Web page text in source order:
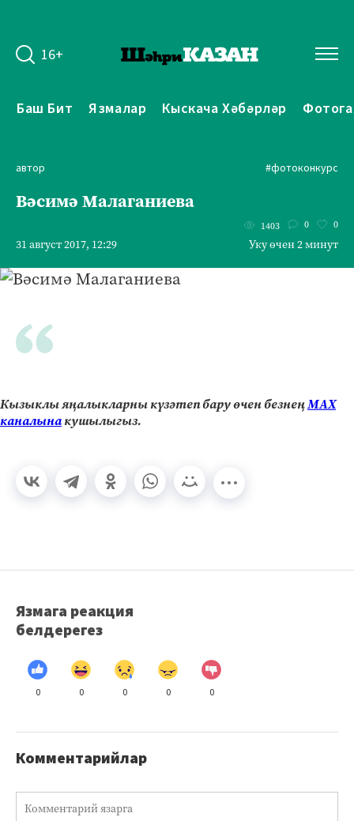
16+
Баш Бит Язмалар Кыскача Хәбәрләр
автор #фотоконкурс
Вәсимә Малаганиева
31 август 2017, 12:29
1403 0 0
Уку өчен 2 минут
Кызыклы яңалыкларны күзәтеп бару өчен безнеңМАХ
каналынакушылыгыз.
Язмага реакция
белдерегез
0 0 0 0 0
Комментарийлар